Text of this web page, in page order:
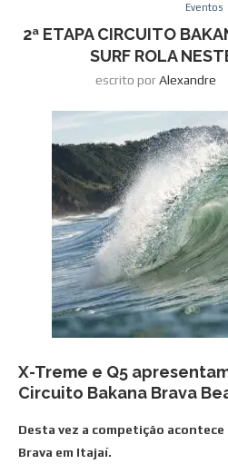
Eventos
2ª ETAPA CIRCUITO
SURF ROLA
escrito porAlexandre
X-Treme e Q5
Circuito Bakana Brava
Desta vez a competição
Brava em Itajaí.